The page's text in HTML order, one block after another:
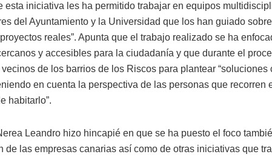
esta iniciativa les ha permitido trabajar en equipos
del Ayuntamiento y la Universidad que los han guiado
reales”. Apunta que el trabajo realizado se ha
y accesibles para la ciudadanía y que durante el
de los barrios de los Riscos para plantear “soluciones
en cuenta la perspectiva de las personas que recorren
habitarlo”.
Leandro hizo hincapié en que se ha puesto el foco
de las empresas canarias así como de otras iniciativas que